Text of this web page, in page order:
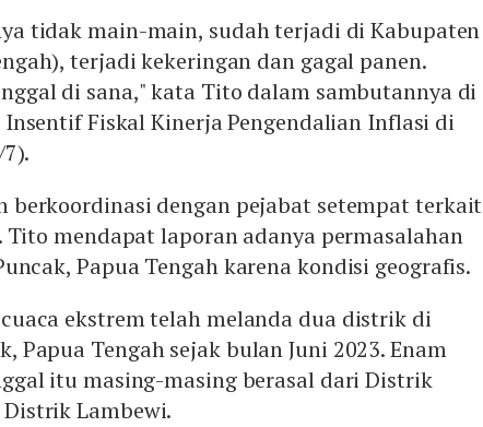
tidak main-main, sudah terjadi di Kabupaten
terjadi kekeringan dan gagal panen.
di sana," kata Tito dalam sambutannya di
Insentif Fiskal Kinerja Pengendalian Inflasi di
berkoordinasi dengan pejabat setempat terkait
mendapat laporan adanya permasalahan
Papua Tengah karena kondisi geografis.
ekstrem telah melanda dua distrik di
Papua Tengah sejak bulan Juni 2023. Enam
itu masing-masing berasal dari Distrik
Lambewi.